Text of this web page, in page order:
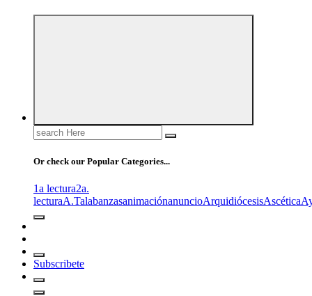
Search
for:
Or check our Popular Categories...
1a lectura2a.
lecturaA.TalabanzasanimaciónanuncioArquidiócesisAscética
Subscribete